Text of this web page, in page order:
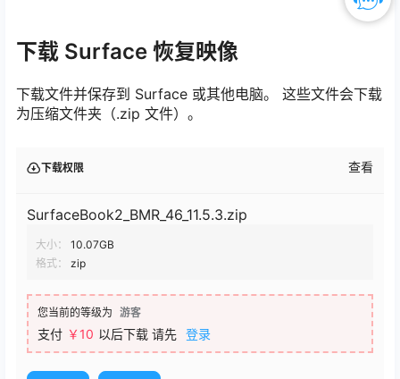
下载 Surface 恢复映像
下载文件并保存到 Surface 或其他电脑。 这些文件会下载
为压缩文件夹（.zip 文件）。
下载权限 查看
SurfaceBook2_BMR_46_11.5.3.zip
大小：
10.07GB
格式：
zip
您当前的等级为 游客
支付 ￥ 10 以后下载 请先 登录